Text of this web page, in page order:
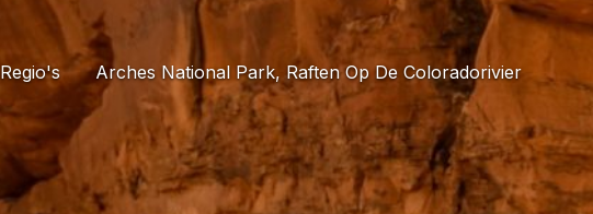
Regio's Arches National Park, Raften Op De Coloradorivier